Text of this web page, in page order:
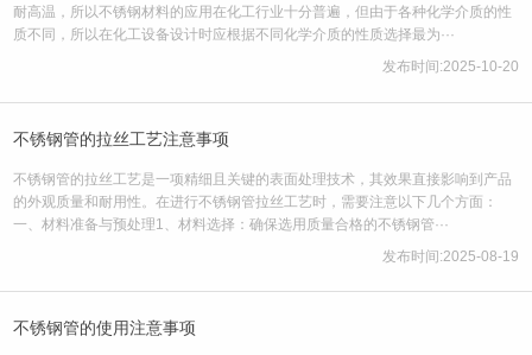
耐高温，所以不锈钢材料的应用在化工行业十分普遍，但由于各种化学介质的性
质不同，所以在化工设备设计时应根据不同化学介质的性质选择最为···
发布时间:2025-10-20
不锈钢管的拉丝工艺注意事项
不锈钢管的拉丝工艺是一项精细且关键的表面处理技术，其效果直接影响到产品
的外观质量和耐用性。在进行不锈钢管拉丝工艺时，需要注意以下几个方面：
一、材料准备与预处理‌1、材料选择‌：确保选用质量合格的不锈钢管···
发布时间:2025-08-19
不锈钢管的使用注意事项